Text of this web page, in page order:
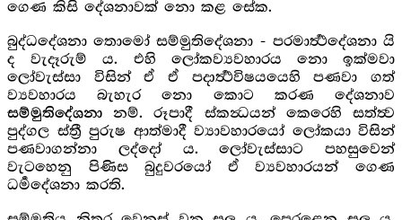
ගෙණ කිසි දේශනාවක් නො කළ සේක.
බුද්ධදේශනා තොමෝ සම්මුතිදේශනා - පරමාර්‍ත්‍ථදේශනා යි
ද වැදෑරුම් ය. එහි ලෝකව්‍යවහාරය නො ඉක්මවා
ලෝවැස්සා විසින් ඒ ඒ පදාර්‍ත්‍ථවිෂයයෙහි පණවා ගත්
ව්‍යවහාරය බැහැර නො කොට කරණ දේශනාව
සම්මුතිදේශනා නම්. රූපාදී ස්කන්‍ධයන් කෙරෙහි සත්ත්‍ව
පුද්ගල ස්ත්‍රී පුරුෂ ආත්මාදී ව්‍යාවහාරයෝ ලෝකයා විසින්
පණවාගන්නා ලද්දෝ ය. ලෝවැස්සාට පහසුවෙන්
වැටහෙනු පිණිස බුදුවරයෝ ඒ ව්‍යවහාරයන් ගෙණ
ධර්‍මදේශනා කරති.